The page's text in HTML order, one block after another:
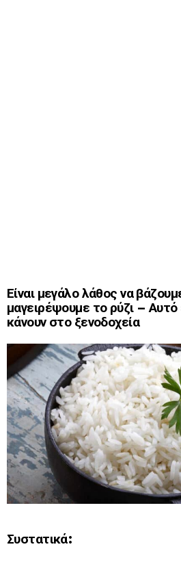
Είναι μεγάλο λάθος να
μαγειρέψουμε το ρύζι – Αυτό
κάνουν στο ξενοδοχεία
Συστατικά: